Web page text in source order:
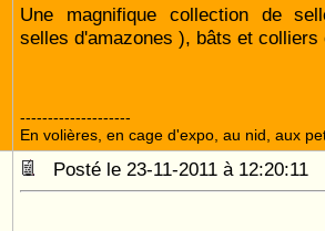
Une magnifique collection de
selles d'amazones ), bâts et colliers
--------------------
En volières, en cage d'expo, au nid, aux
Posté le 23-11-2011 à 12:20:11